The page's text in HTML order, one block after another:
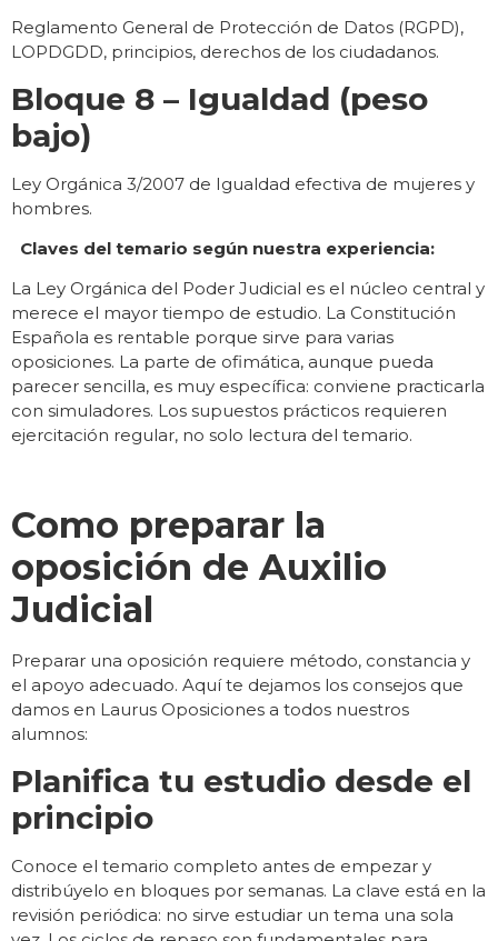
Reglamento General de Protección de Datos (RGPD),
LOPDGDD, principios, derechos de los ciudadanos.
Bloque 8 – Igualdad (peso
bajo)
Ley Orgánica 3/2007 de Igualdad efectiva de mujeres y
hombres.
Claves del temario según nuestra experiencia:
La Ley Orgánica del Poder Judicial es el núcleo central y
merece el mayor tiempo de estudio. La Constitución
Española es rentable porque sirve para varias
oposiciones. La parte de ofimática, aunque pueda
parecer sencilla, es muy específica: conviene practicarla
con simuladores. Los supuestos prácticos requieren
ejercitación regular, no solo lectura del temario.
Como preparar la
oposición de Auxilio
Judicial
Preparar una oposición requiere método, constancia y
el apoyo adecuado. Aquí te dejamos los consejos que
damos en Laurus Oposiciones a todos nuestros
alumnos:
Planifica tu estudio desde el
principio
Conoce el temario completo antes de empezar y
distribúyelo en bloques por semanas. La clave está en la
revisión periódica: no sirve estudiar un tema una sola